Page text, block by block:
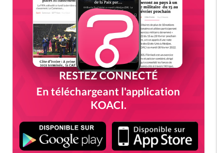
RESTEZ CONNECTÉ
En téléchargeant l'application
KOACI.